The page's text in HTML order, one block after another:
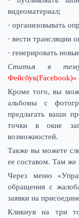
видеоматериал;
· организовывать
· вести трансляции
· генерировать
Статья в
Фейсбук(Facebook)»
Кроме того, вы
альбомы с
предлагать ваши
точки в окне
возможностей.
Также вы можете
ее составом. Там же
Через меню
обращения с
заявки на
Кликнув на три